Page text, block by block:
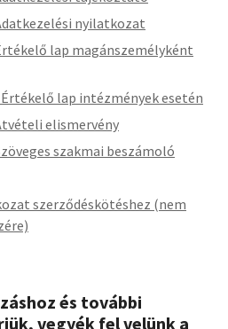
nyilatkozat
lap magánszemélyként
lap intézmények esetén
elismervény
szakmai beszámoló
szerződéskötéshez (nem
és további
vegyék fel velünk a